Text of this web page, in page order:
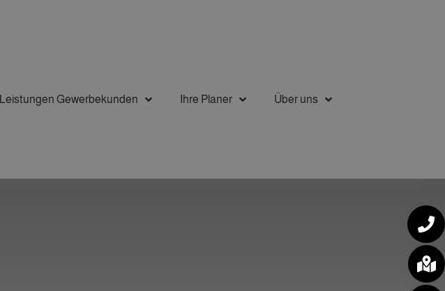
Leistungen Gewerbekunden Ihre Planer Über uns